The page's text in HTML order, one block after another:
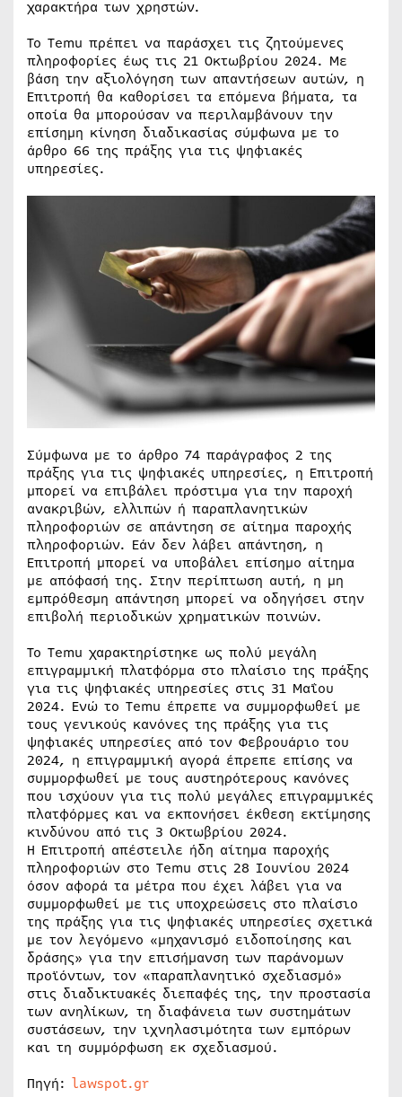
χαρακτήρα των χρηστών.
Το Temu πρέπει να παράσχει τις ζητούμενες
πληροφορίες έως τις 21 Οκτωβρίου 2024. Με
βάση την αξιολόγηση των απαντήσεων αυτών, η
Επιτροπή θα καθορίσει τα επόμενα βήματα, τα
οποία θα μπορούσαν να περιλαμβάνουν την
επίσημη κίνηση διαδικασίας σύμφωνα με το
άρθρο 66 της πράξης για τις ψηφιακές
υπηρεσίες.
Σύμφωνα με το άρθρο 74 παράγραφος 2 της
πράξης για τις ψηφιακές υπηρεσίες, η Επιτροπή
μπορεί να επιβάλει πρόστιμα για την παροχή
ανακριβών, ελλιπών ή παραπλανητικών
πληροφοριών σε απάντηση σε αίτημα παροχής
πληροφοριών. Εάν δεν λάβει απάντηση, η
Επιτροπή μπορεί να υποβάλει επίσημο αίτημα
με απόφασή της. Στην περίπτωση αυτή, η μη
εμπρόθεσμη απάντηση μπορεί να οδηγήσει στην
επιβολή περιοδικών χρηματικών ποινών.
Το Temu χαρακτηρίστηκε ως πολύ μεγάλη
επιγραμμική πλατφόρμα στο πλαίσιο της πράξης
για τις ψηφιακές υπηρεσίες στις 31 Μαΐου
2024. Ενώ το Temu έπρεπε να συμμορφωθεί με
τους γενικούς κανόνες της πράξης για τις
ψηφιακές υπηρεσίες από τον Φεβρουάριο του
2024, η επιγραμμική αγορά έπρεπε επίσης να
συμμορφωθεί με τους αυστηρότερους κανόνες
που ισχύουν για τις πολύ μεγάλες επιγραμμικές
πλατφόρμες και να εκπονήσει έκθεση εκτίμησης
κινδύνου από τις 3 Οκτωβρίου 2024.
Η Επιτροπή απέστειλε ήδη αίτημα παροχής
πληροφοριών στο Temu στις 28 Ιουνίου 2024
όσον αφορά τα μέτρα που έχει λάβει για να
συμμορφωθεί με τις υποχρεώσεις στο πλαίσιο
της πράξης για τις ψηφιακές υπηρεσίες σχετικά
με τον λεγόμενο «μηχανισμό ειδοποίησης και
δράσης» για την επισήμανση των παράνομων
προϊόντων, τον «παραπλανητικό σχεδιασμό»
στις διαδικτυακές διεπαφές της, την προστασία
των ανηλίκων, τη διαφάνεια των συστημάτων
συστάσεων, την ιχνηλασιμότητα των εμπόρων
και τη συμμόρφωση εκ σχεδιασμού.
Πηγή: lawspot.gr